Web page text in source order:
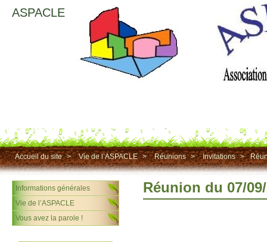
ASPACLE
Accueil du site > Vie de l’ASPACLE > Réunions > Invitations >
Réunion du 07/
Informations générales
Vie de l’ASPACLE
Vous avez la parole !